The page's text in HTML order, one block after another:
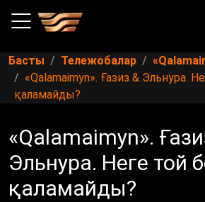
Басты Тележобалар
«Qalamaimyn». Ғазиз & Эльнура.
қаламайды?
«Qalamaimyn».
Эльнура. Неге той
қаламайды?